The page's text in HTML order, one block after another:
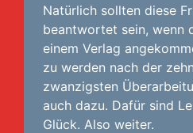
Natürlich sollten diese
beantwortet sein, wenn
einem Verlag
zu werden nach der
zwanzigsten
auch dazu. Dafür sind
Glück. Also weiter.